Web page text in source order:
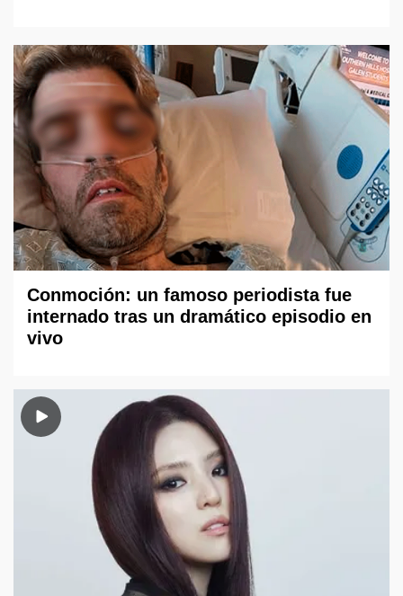
Conmoción: un famoso periodista fue
internado tras un dramático episodio en
vivo